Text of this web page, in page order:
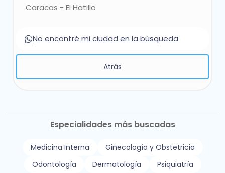
Caracas - El Hatillo
No encontré mi ciudad en la búsqueda
Atrás
Especialidades más buscadas
Medicina Interna
Ginecología y Obstetricia
Odontología
Dermatología
Psiquiatría